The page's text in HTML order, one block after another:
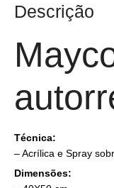
Descrição
Técnica:
–Acrílica e Spray
Dimensões: